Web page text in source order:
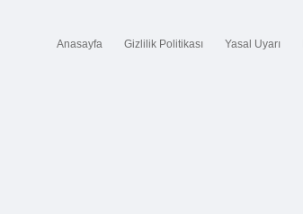
Anasayfa Gizlilik Politikası Yasal Uyarı